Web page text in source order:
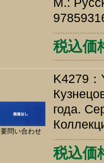
税込
要問い合わせ
K4279
года.
税込価